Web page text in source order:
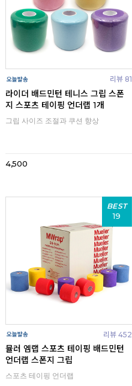
리뷰 81
라이더 배드민턴 테니스 그립 스폰
지 스포츠 테이핑 언더랩 1개
그립 사이즈 조절과 쿠션 향상
4,500
BEST
19
리뷰 452
뮬러 엠랩 스포츠 테이핑 배드민턴
언더랩 스폰지 그립
스포츠 테이핑 언더랩